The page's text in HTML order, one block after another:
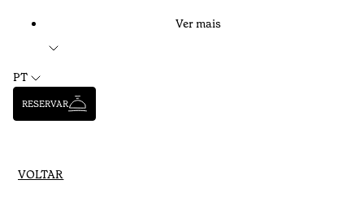
Ver mais
PT
RESERVAR
VOLTAR